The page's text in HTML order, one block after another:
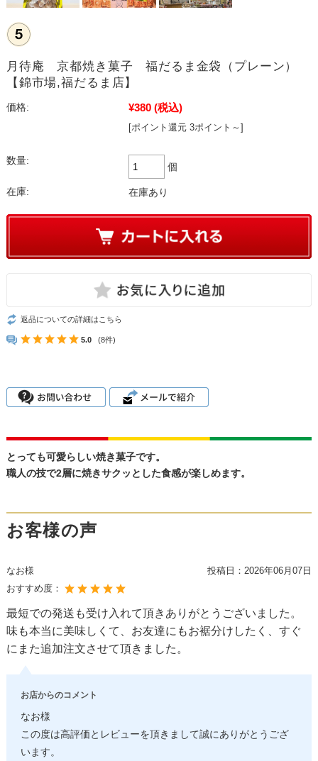
月待庵 京都焼き菓子 福だるま金袋（プレーン）
【錦市場,福だるま店】
価格: ¥380 (税込)
[ポイント還元 3ポイント～]
数量:
個
在庫: 在庫あり
返品についての詳細はこちら
5.0 (8件)
とっても可愛らしい焼き菓子です。
職人の技で2層に焼きサクッとした食感が楽しめます。
お客様の声
なお様 投稿日： 2026年06月07日
おすすめ度：
最短での発送も受け入れて頂きありがとうございました。
味も本当に美味しくて、お友達にもお裾分けしたく、すぐ
にまた追加注文させて頂きました。
お店からのコメント
なお様
この度は高評価とレビューを頂きまして誠にありがとうござ
います。